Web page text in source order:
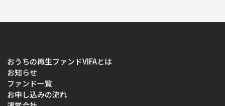
おうちの再生ファンドVIFAとは
お知らせ
ファンド一覧
お申し込みの流れ